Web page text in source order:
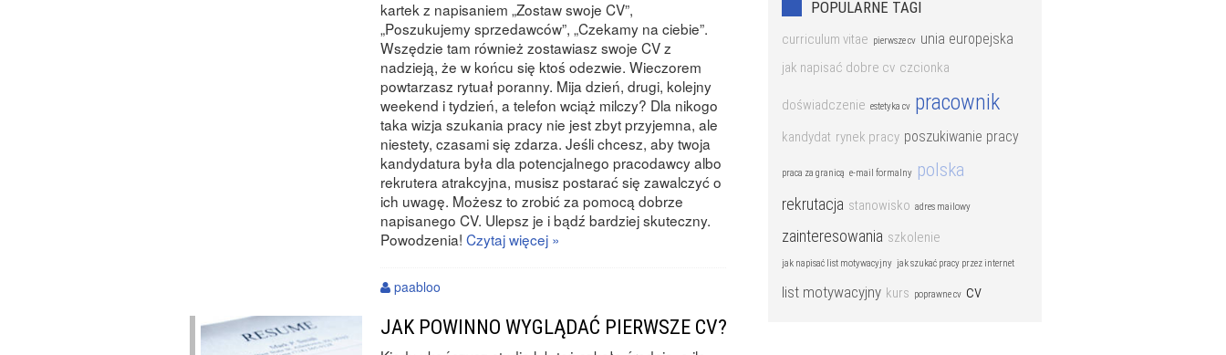
kartek z napisaniem „Zostaw swoje CV”,
„Poszukujemy sprzedawców”, „Czekamy na ciebie”.
Wszędzie tam również zostawiasz swoje CV z
nadzieją, że w końcu się ktoś odezwie. Wieczorem
powtarzasz rytuał poranny. Mija dzień, drugi, kolejny
weekend i tydzień, a telefon wciąż milczy? Dla nikogo
taka wizja szukania pracy nie jest zbyt przyjemna, ale
niestety, czasami się zdarza. Jeśli chcesz, aby twoja
kandydatura była dla potencjalnego pracodawcy albo
rekrutera atrakcyjna, musisz postarać się zawalczyć o
ich uwagę. Możesz to zrobić za pomocą dobrze
napisanego CV. Ulepsz je i bądź bardziej skuteczny.
Powodzenia!Czytaj więcej »
paabloo
JAK POWINNO WYGLĄDAĆ PIERWSZE CV?
POPULARNE TAGI
curriculum vitae pierwsze cv unia europejska
jak napisać dobre cv czcionka
doświadczenie estetyka cv pracownik
kandydat rynek pracy poszukiwanie pracy
praca za granicą e-mail formalny polska
rekrutacja stanowisko adres mailowy
zainteresowania szkolenie
jak napisać list motywacyjny jak szukać pracy przez internet
list motywacyjny kurs poprawne cv cv